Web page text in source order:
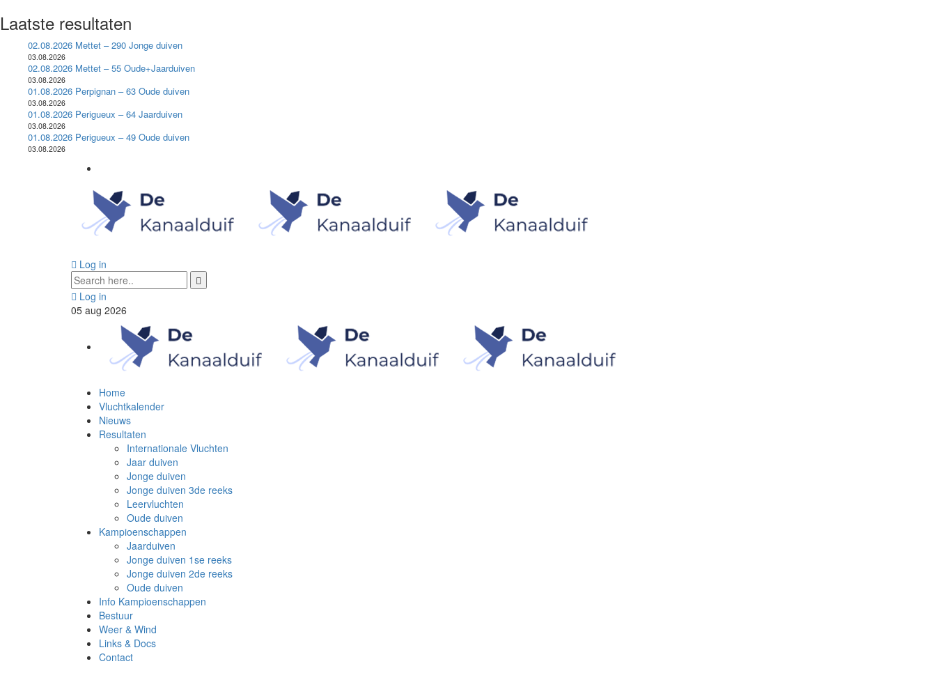
Laatste resultaten
02.08.2026 Mettet – 290 Jonge duiven
03.08.2026
02.08.2026 Mettet – 55 Oude+Jaarduiven
03.08.2026
01.08.2026 Perpignan – 63 Oude duiven
03.08.2026
01.08.2026 Perigueux – 64 Jaarduiven
03.08.2026
01.08.2026 Perigueux – 49 Oude duiven
03.08.2026
Log in
Log in
05 aug 2026
Home
Vluchtkalender
Nieuws
Resultaten
Internationale Vluchten
Jaar duiven
Jonge duiven
Jonge duiven 3de reeks
Leervluchten
Oude duiven
Kampioenschappen
Jaarduiven
Jonge duiven 1se reeks
Jonge duiven 2de reeks
Oude duiven
Info Kampioenschappen
Bestuur
Weer & Wind
Links & Docs
Contact